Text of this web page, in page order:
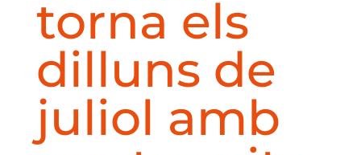
torna els
dilluns de
juliol amb